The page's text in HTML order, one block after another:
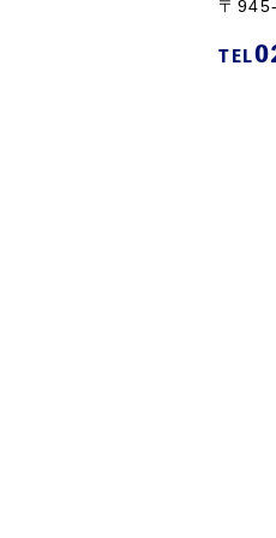
〒
TEL